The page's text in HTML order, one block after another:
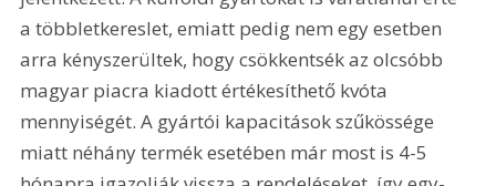
a többletkereslet, emiatt pedig nem egy esetben
arra kényszerültek, hogy csökkentsék az olcsóbb
magyar piacra kiadott értékesíthető kvóta
mennyiségét. A gyártói kapacitások szűkössége
miatt néhány termék esetében már most is 4-5